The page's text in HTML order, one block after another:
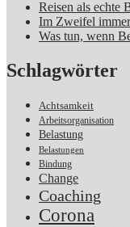
Reisen als echte
Im Zweifel
Was tun, wenn
Schlagwörter
Achtsamkeit
Arbeitsorganisation
Belastung
Belastungen
Bindung
Change
Coaching
Corona